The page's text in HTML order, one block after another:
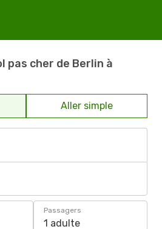
pas cher de Berlin à
Aller simple
Passagers
1 adulte